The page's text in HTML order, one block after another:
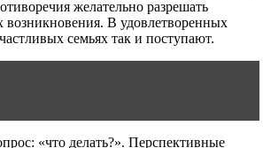
желательно разрешать
В удовлетворенных
семьях так и поступают.
«что делать?». Перспективные